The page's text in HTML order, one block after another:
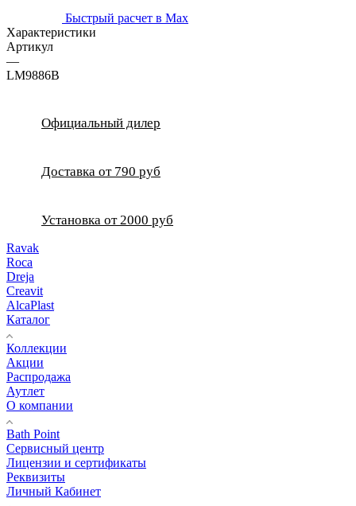
Быстрый расчет в Max
Характеристики
Артикул
—
LM9886B
Официальный дилер
Доставка от 790 руб
Установка от 2000 руб
Ravak
Roca
Dreja
Creavit
AlcaPlast
Каталог
Коллекции
Акции
Распродажа
Аутлет
О компании
Bath Point
Сервисный центр
Лицензии и сертификаты
Реквизиты
Личный Кабинет